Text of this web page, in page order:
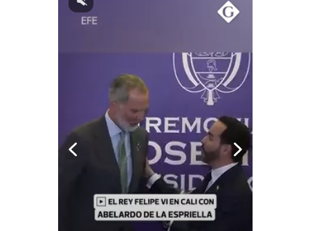
Privacidad